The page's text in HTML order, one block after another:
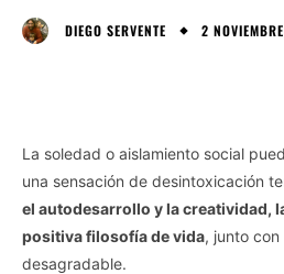
DIEGO SERVENTE 2
La soledad o aislamiento social
una sensación de desintoxicación
el autodesarrollo y la creatividad,
positiva filosofía de vida, junto
desagradable.